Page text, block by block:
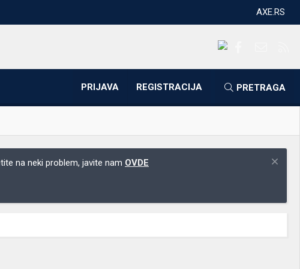
AXE.RS
PRIJAVA REGISTRACIJA PRETRAGA
na neki problem, javite nam OVDE